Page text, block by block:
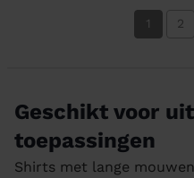
1 2
Geschikt voor
toepassingen
Shirts met lange